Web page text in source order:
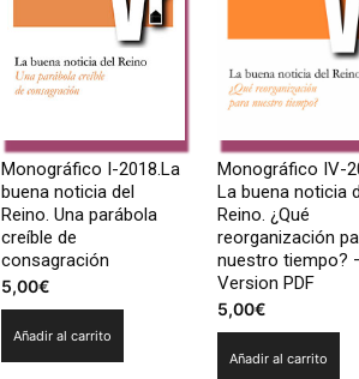
Monográfico I-2018.La
buena noticia del
Reino. Una parábola
creíble de
consagración
5,00€
Añadir al carrito
Monográfico IV-
La buena noticia
Reino. ¿Qué
reorganización
nuestro tiempo?
Version PDF
5,00€
Añadir al carrito